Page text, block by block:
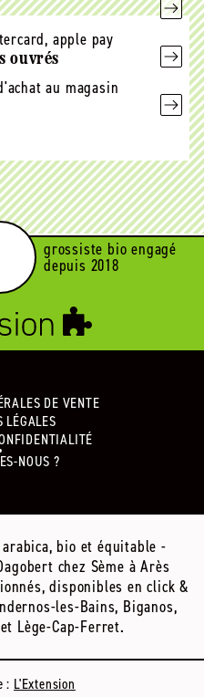
apple pay
ouvrés
au magasin
grossiste bio engagé
depuis 2018
DE VENTE
LÉGALES
NOUS ?
arabica, bio et équitable -
chez Sème à Arès
disponibles en click &
les-Bains, Biganos,
Lège-Cap-Ferret.
: L'Extension